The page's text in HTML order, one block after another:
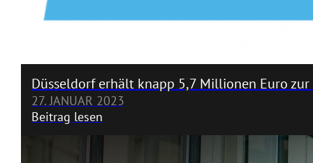
Düsseldorf erhält knapp 5,7 Millionen Euro
27. JANUAR 2023
Beitrag lesen